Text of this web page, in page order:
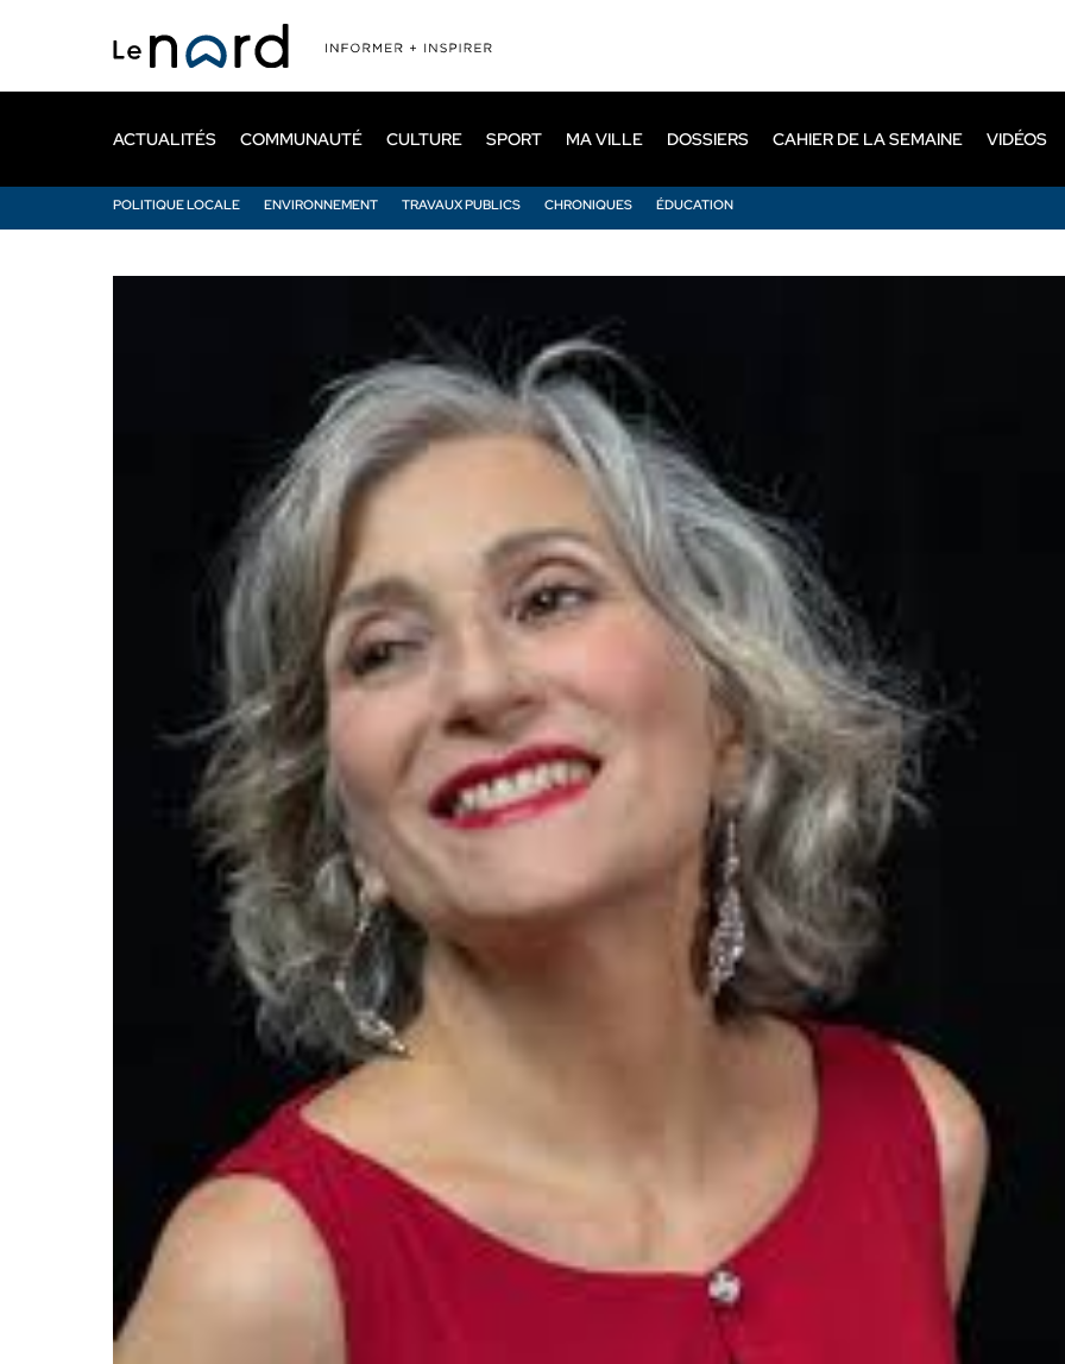
principal
ACTUALITÉS
POLITIQUE LOCALE ENVIRONNEMENT TRAVAUX PUBLICS CHRONIQUES ÉDUCATION
COMMUNAUTÉ CULTURE SPORT MA VILLE DOSSIERS CAHIER DE LA SEMAINE VIDÉOS